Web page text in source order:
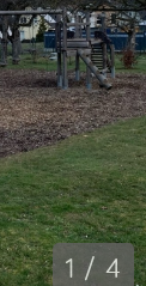
1 / 4